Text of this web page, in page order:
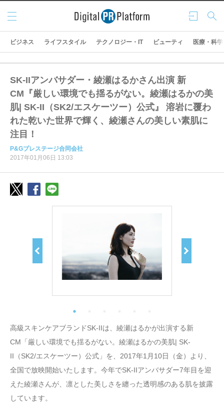
ログ
イン
検索
メニ
ュー
ビジネス ライフスタイル テクノロジー・IT ビューティ 医療・科学
SK-IIアンバサダー・綾瀬はるかさん出演 新
CM『厳しい環境でも揺るがない。綾瀬はるかの美
肌| SK-II（SK2/エスケーツー）公式』 溶岩に覆わ
れた乾いた世界で輝く、綾瀬さんの美しい素肌に
注目！
P&Gプレステージ合同会社
2017年01月06日 13:03
高級スキンケアブランドSK-IIは、綾瀬はるかが出演する新
CM「厳しい環境でも揺るがない。綾瀬はるかの美肌| SK-
II（SK2/エスケーツー）公式」を、2017年1月10日（金）より、
全国で放映開始いたします。今年でSK-IIアンバサダー7年目を迎
えた綾瀬さんが、凛とした美しさを纏った透明感のある肌を披露
しています。